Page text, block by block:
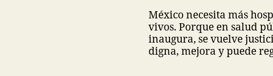
México necesita más
vivos. Porque en salud
inaugura, se vuelve
digna, mejora y puede